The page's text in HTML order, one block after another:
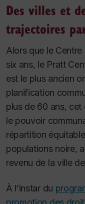
Des villes et
trajectoires
Alors que le Centre
six ans, le Pratt
est le plus ancien
planification
plus de 60 ans, cet
le pouvoir
répartition
populations noire,
revenu de la ville
À l’instar du